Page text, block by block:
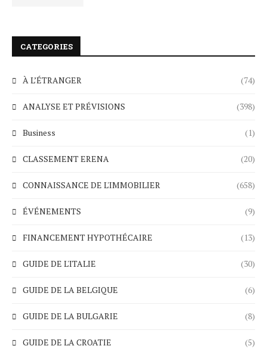
CATEGORIES
À L’ÉTRANGER (74)
ANALYSE ET PRÉVISIONS (398)
Business (1)
CLASSEMENT ERENA (20)
CONNAISSANCE DE L'IMMOBILIER (658)
ÉVÉNEMENTS (9)
FINANCEMENT HYPOTHÉCAIRE (13)
GUIDE DE L'ITALIE (30)
GUIDE DE LA BELGIQUE (6)
GUIDE DE LA BULGARIE (8)
GUIDE DE LA CROATIE (5)